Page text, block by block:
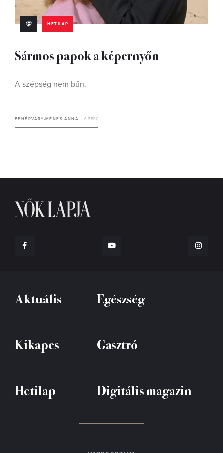
HETILAP
Sármos papok a képernyőn
A szépség nem bűn.
FEHÉRVÁRY-MÉNES ANNA 6 PERC
Aktuális Egészség
Kikapcs Gasztró
Hetilap Digitális magazin